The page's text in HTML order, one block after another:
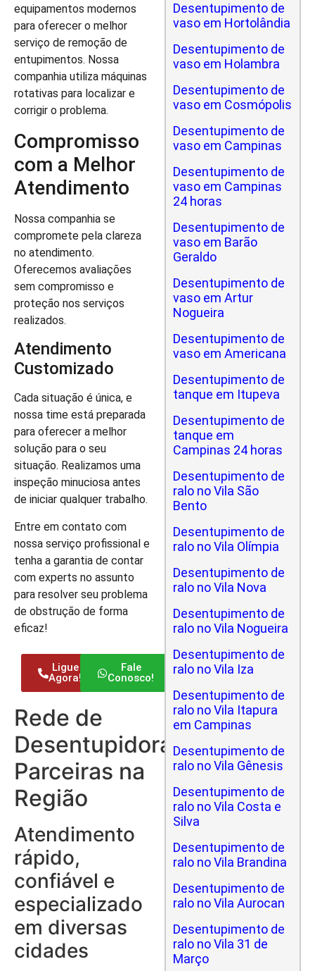
equipamentos modernos
para oferecer o melhor
serviço de remoção de
entupimentos. Nossa
companhia utiliza máquinas
rotativas para localizar e
corrigir o problema.
Compromisso
com a Melhor
Atendimento
Nossa companhia se
compromete pela clareza
no atendimento.
Oferecemos avaliações
sem compromisso e
proteção nos serviços
realizados.
Atendimento
Customizado
Cada situação é única, e
nossa time está preparada
para oferecer a melhor
solução para o seu
situação. Realizamos uma
inspeção minuciosa antes
de iniciar qualquer trabalho.
Entre em contato com
nossa serviço profissional e
tenha a garantia de contar
com experts no assunto
para resolver seu problema
de obstrução de forma
eficaz!
Ligue
Agora!
Fale
Conosco!
Rede de
Desentupidoras
Parceiras na
Região
Atendimento
rápido,
confiável e
especializado
em diversas
cidades
Desentupimento de
vaso em Hortolândia
Desentupimento de
vaso em Holambra
Desentupimento de
vaso em Cosmópolis
Desentupimento de
vaso em Campinas
Desentupimento de
vaso em Campinas
24 horas
Desentupimento de
vaso em Barão
Geraldo
Desentupimento de
vaso em Artur
Nogueira
Desentupimento de
vaso em Americana
Desentupimento de
tanque em Itupeva
Desentupimento de
tanque em
Campinas 24 horas
Desentupimento de
ralo no Vila São
Bento
Desentupimento de
ralo no Vila Olímpia
Desentupimento de
ralo no Vila Nova
Desentupimento de
ralo no Vila Nogueira
Desentupimento de
ralo no Vila Iza
Desentupimento de
ralo no Vila Itapura
em Campinas
Desentupimento de
ralo no Vila Gênesis
Desentupimento de
ralo no Vila Costa e
Silva
Desentupimento de
ralo no Vila Brandina
Desentupimento de
ralo no Vila Aurocan
Desentupimento de
ralo no Vila 31 de
Março